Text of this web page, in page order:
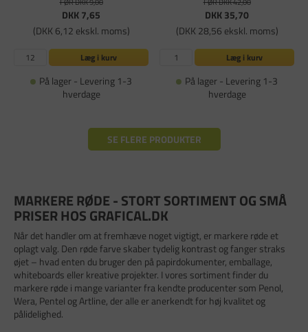
FØR DKK 9,00
DKK 7,65
(DKK 6,12 ekskl. moms)
Læg i kurv
På lager - Levering 1-3
hverdage
FØR DKK 42,00
DKK 35,70
(DKK 28,56 ekskl. moms)
Læg i kurv
På lager - Levering 1-3
hverdage
SE FLERE PRODUKTER
MARKERE RØDE - STORT SORTIMENT OG SMÅ
PRISER HOS GRAFICAL.DK
Når det handler om at fremhæve noget vigtigt, er markere røde et
oplagt valg. Den røde farve skaber tydelig kontrast og fanger straks
øjet – hvad enten du bruger den på papirdokumenter, emballage,
whiteboards eller kreative projekter. I vores sortiment finder du
markere røde i mange varianter fra kendte producenter som Penol,
Wera, Pentel og Artline, der alle er anerkendt for høj kvalitet og
pålidelighed.